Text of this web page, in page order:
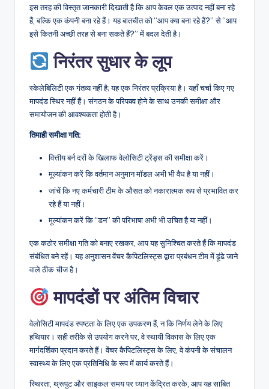
इस तरह की विस्तृत जानकारी दिखाती है कि आप केवल एक उत्पाद नहीं बना रहे
हैं, बल्कि एक कंपनी बना रहे हैं। यह बातचीत को “आप क्या बना रहे हैं?” से “आप
इसे कितनी अच्छी तरह से बना सकते हैं?” में बदल देती है।
निरंतर सुधार के लूप
स्केलेबिलिटी एक गंतव्य नहीं है; यह एक निरंतर प्रक्रिया है। यहाँ चर्चा किए गए
मापदंड स्थिर नहीं हैं। संगठन के परिपक्व होने के साथ उनकी समीक्षा और
समायोजन की आवश्यकता होती है।
तिमाही समीक्षा गति:
वित्तीय बर्न दरों के खिलाफ वेलोसिटी ट्रेंड्स की समीक्षा करें।
मूल्यांकन करें कि वर्तमान अनुमान मॉडल अभी भी वैध है या नहीं।
जांचें कि नए कर्मचारी टीम के औसत को नकारात्मक रूप से प्रभावित कर
रहे हैं या नहीं।
मूल्यांकन करें कि “डन” की परिभाषा अभी भी उचित है या नहीं।
एक कठोर समीक्षा गति को बनाए रखकर, आप यह सुनिश्चित करते हैं कि मापदंड
संबंधित बने रहें। यह अनुशासन वेंचर कैपिटलिस्ट्स द्वारा प्रबंधन टीम में ढूंढे जाने
वाले ठीक चीज है।
मापदंडों पर अंतिम विचार
वेलोसिटी मापदंड स्पष्टता के लिए एक उपकरण हैं, न कि निर्णय लेने के लिए
हथियार। सही तरीके से उपयोग करने पर, वे स्थायी विकास के लिए एक
मार्गदर्शिका प्रदान करते हैं। वेंचर कैपिटलिस्ट्स के लिए, वे कंपनी के संचालन
स्वास्थ्य के लिए एक प्रतिनिधि के रूप में कार्य करते हैं।
स्थिरता, थ्रूपुट और साइकल समय पर ध्यान केंद्रित करके, आप यह साबित